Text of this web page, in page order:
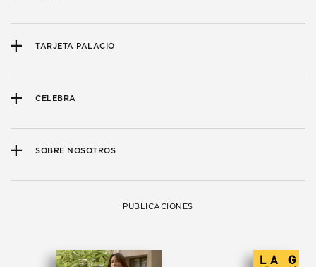
TARJETA PALACIO
CELEBRA
SOBRE NOSOTROS
PUBLICACIONES